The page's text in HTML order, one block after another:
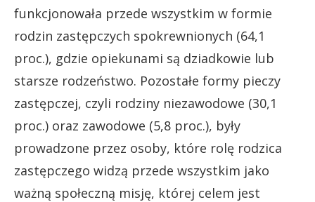
funkcjonowała przede wszystkim w formie
rodzin zastępczych spokrewnionych (64,1
proc.), gdzie opiekunami są dziadkowie lub
starsze rodzeństwo. Pozostałe formy pieczy
zastępczej, czyli rodziny niezawodowe (30,1
proc.) oraz zawodowe (5,8 proc.), były
prowadzone przez osoby, które rolę rodzica
zastępczego widzą przede wszystkim jako
ważną społeczną misję, której celem jest